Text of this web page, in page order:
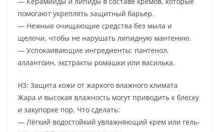
помогают укреплять защитный барьер.
— Нежные очищающие средства без мыла и
щелочи, чтобы не нарушать липидную мантению.
— Успокаивающие ингредиенты: пантенол,
аллантоин, экстракты ромашки или василька.
H3: Защита кожи от жаркого влажного климата
Жара и высокая влажность могут приводить к блеску
и закупорке пор. Что сделать:
— Лёгкий водостойкий увлажняющий крем или гель-